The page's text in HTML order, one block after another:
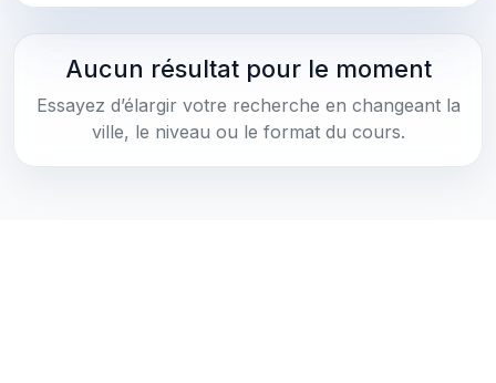
Aucun résultat pour le moment
Essayez d’élargir votre recherche en changeant la
ville, le niveau ou le format du cours.